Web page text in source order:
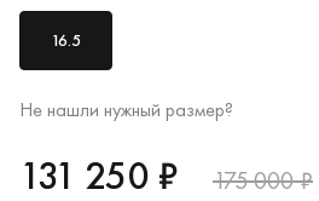
16.5
Не нашли нужный размер?
RUB
131250
131 250 ₽ 175 000 ₽